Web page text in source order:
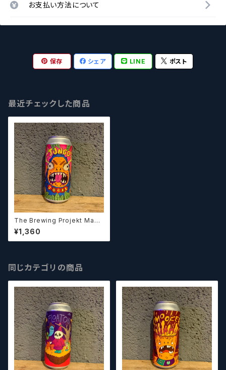
お支払い方法について
保存 シェア LINE ポスト
最近チェックした商品
The Brewing Projekt Maui
Wowie Jungo Joose / マウ
イ ワウイ ジャンゴ ジュース【ク
ラフトビールシザーズ】
¥1,360
同じカテゴリの商品